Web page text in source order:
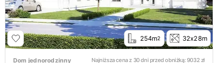
254m2 32x28m
Dom jednorodzinny Najniższa cena z 30 dni przed obniżką:9032 zł